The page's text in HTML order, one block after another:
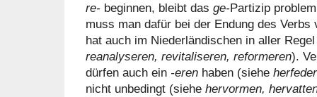
re- beginnen, bleibt das ge-Partizip
muss man dafür bei der Endung des
hat auch im Niederländischen in aller
reanalyseren, revitaliseren, reformeren).
dürfen auch ein -eren haben (siehe
nicht unbedingt (siehe hervormen,